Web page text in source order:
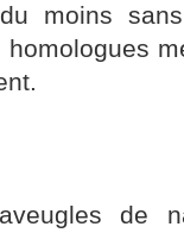
moins
de